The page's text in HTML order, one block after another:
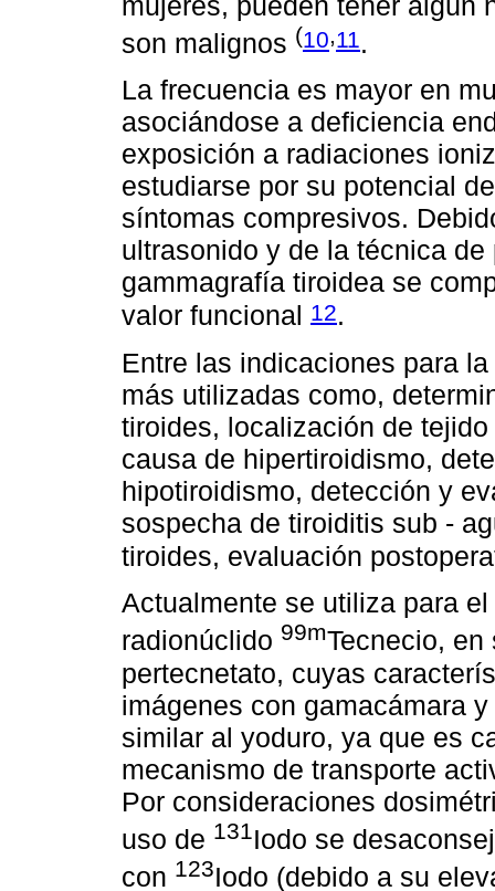
son malignos (10,11.
La frecuencia es mayor en
asociándose a deficiencia
exposición a radiaciones
estudiarse por su potencial
síntomas compresivos.
ultrasonido y de la técnica
gammagrafía tiroidea se
valor funcional 12.
Entre las indicaciones para
más utilizadas como,
tiroides, localización de
causa de hipertiroidismo,
hipotiroidismo, detección y
sospecha de tiroiditis sub -
tiroides, evaluación
Actualmente se utiliza para
radionúclido 99mTecnecio, en
pertecnetato, cuyas
imágenes con gamacámara
similar al yoduro, ya que es
mecanismo de transporte
Por consideraciones
uso de 131Iodo se
con 123Iodo (debido a su